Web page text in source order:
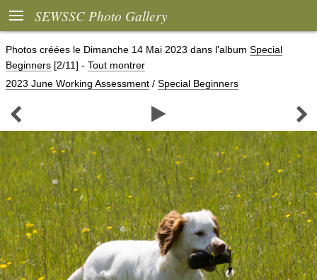
 SEWSSC Photo Gallery
Photos créées le Dimanche 14 Mai 2023 dans l'album Special
Beginners [2/11] - Tout montrer
2023 June Working Assessment / Special Beginners
  